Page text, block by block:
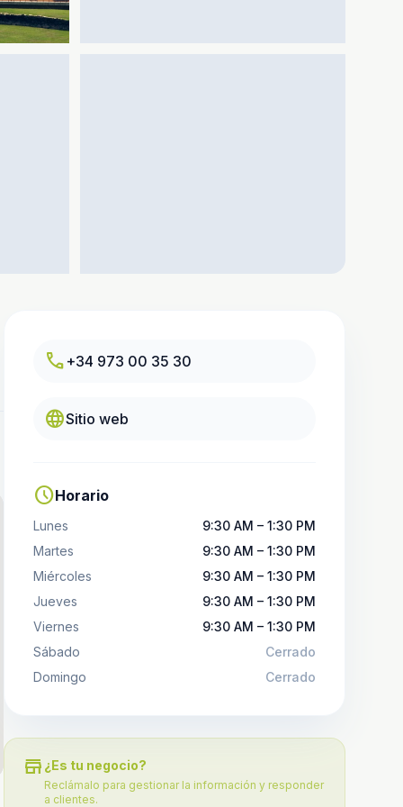
call +34 973 00 35 30
languageSitio web
scheduleHorario
Lunes
9:30 AM – 1:30 PM
Martes
9:30 AM – 1:30 PM
Miércoles
9:30 AM – 1:30 PM
Jueves
9:30 AM – 1:30 PM
Viernes
9:30 AM – 1:30 PM
Sábado
Cerrado
Domingo
Cerrado
store ¿Es tu negocio?
Reclámalo para gestionar la información y responder
a clientes.